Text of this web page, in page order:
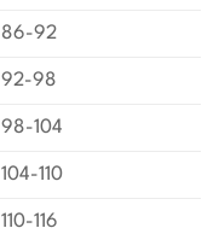
86-92
92-98
98-104
104-110
110-116